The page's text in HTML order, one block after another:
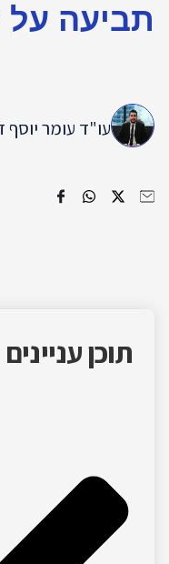
על
עו"ד עומר יוסף זנטי | 21/09/
תוכן עניינים